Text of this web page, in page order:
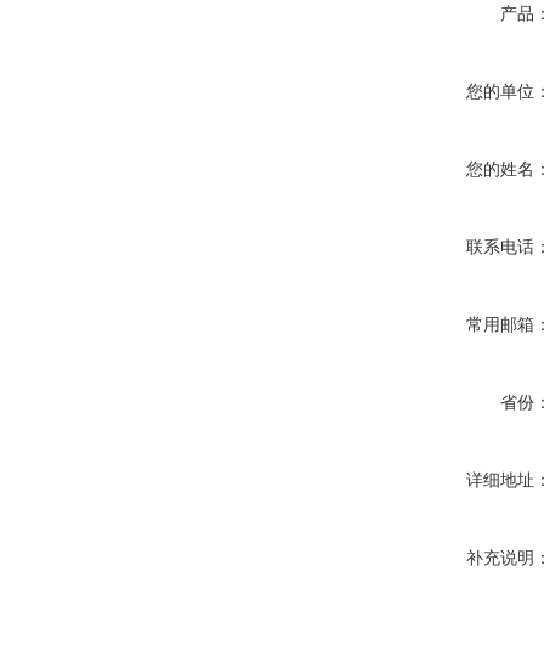
产品
您的单位
您的姓名
联系电话
常用邮箱
省份
详细地址
补充说明